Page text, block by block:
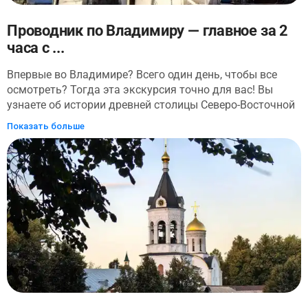
Проводник по Владимиру — главное за 2
часа с ...
Впервые во Владимире? Всего один день, чтобы все
осмотреть? Тогда эта экскурсия точно для вас! Вы
узнаете об истории древней столицы Северо-Восточной
Руси и осмотрите все ее главные
достопримечательности. Прогулка начнется у
автовокзала. Оттуда вы пройдете по улицам старого
города и осмотрите: Владимирский кремль, Успенский
собор, Соборную площадь — центральную площадь
города, Золотые ворота и многое другое. У вас будет
возможность запечатлеть Владимир с высоты птичьего
полета на смотровых площадках (а их на экскурсии
встретится две!). Вы узнаете, что связывает Александра
Невского и Владимир, пройдете по главной улице
города, на которой находится здание Больших торговых
рядов, где в 18 веке кипела торговля. Прогулка
Показать больше